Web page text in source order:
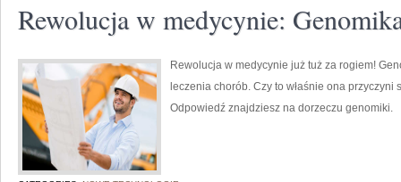
Rewolucja w medycynie:
Rewolucja w medycynie już tuż za rogiem!
leczenia chorób. Czy to właśnie ona
Odpowiedź znajdziesz na dorzeczu genomiki.